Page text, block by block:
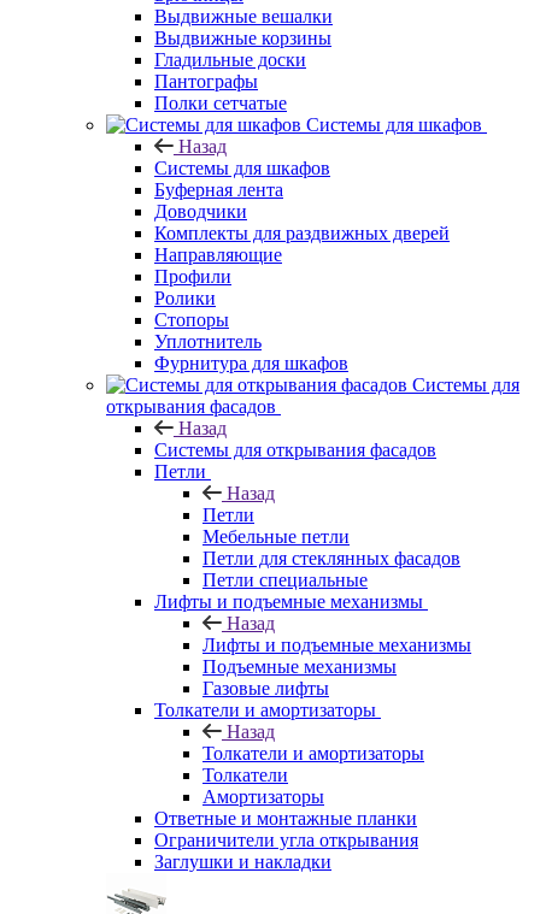
Выдвижные вешалки
Выдвижные корзины
Гладильные доски
Пантографы
Полки сетчатые
Системы для шкафов
Назад
Системы для шкафов
Буферная лента
Доводчики
Комплекты для раздвижных дверей
Направляющие
Профили
Ролики
Стопоры
Уплотнитель
Фурнитура для шкафов
Системы для
открывания фасадов
Назад
Системы для открывания фасадов
Петли
Назад
Петли
Мебельные петли
Петли для стеклянных фасадов
Петли специальные
Лифты и подъемные механизмы
Назад
Лифты и подъемные механизмы
Подъемные механизмы
Газовые лифты
Толкатели и амортизаторы
Назад
Толкатели и амортизаторы
Толкатели
Амортизаторы
Ответные и монтажные планки
Ограничители угла открывания
Заглушки и накладки